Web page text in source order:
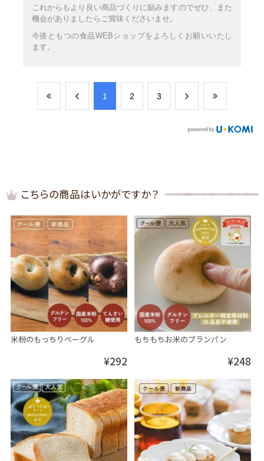
これからもより良い商品づくりに励みますのでぜひ、また
機会がありましたらご賞味くださいませ。
今後ともつの食品WEBショップをよろしくお願いいたし
ます。
​1 ​2 ​3
こちらの商品はいかがですか？
米粉のもっちりベーグル
¥292
もちもちお米のブランパン
¥248